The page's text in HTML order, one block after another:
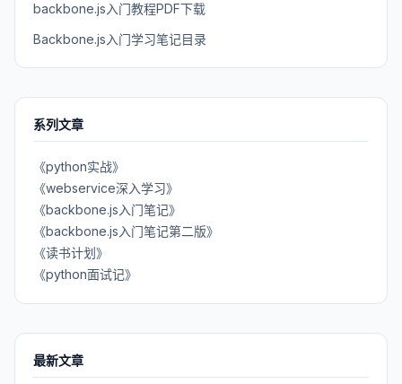
backbone.js入门教程PDF下载
Backbone.js入门学习笔记目录
系列文章
《python实战》
《webservice深入学习》
《backbone.js入门笔记》
《backbone.js入门笔记第二版》
《读书计划》
《python面试记》
最新文章